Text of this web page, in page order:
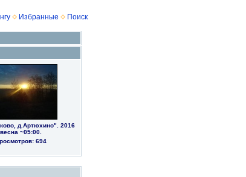
Избранные Поиск
д.Артюхино". 2016
весна ~05:00.
694